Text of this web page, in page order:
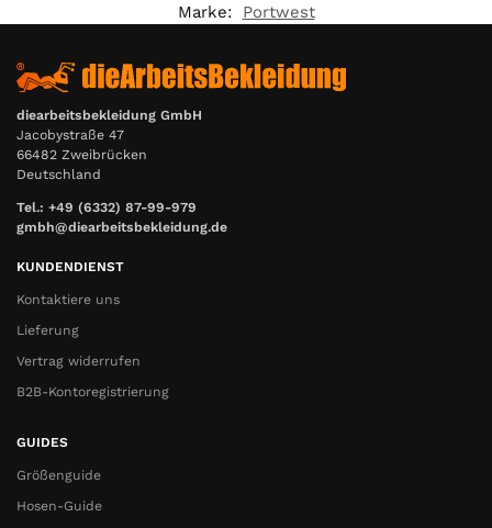
Marke:
Portwest
diearbeitsbekleidung GmbH
Jacobystraße 47
66482 Zweibrücken
Deutschland
Tel.: +49 (6332) 87-99-979
gmbh@diearbeitsbekleidung.de
KUNDENDIENST
Kontaktiere uns
Lieferung
Vertrag widerrufen
B2B-Kontoregistrierung
GUIDES
Größenguide
Hosen-Guide